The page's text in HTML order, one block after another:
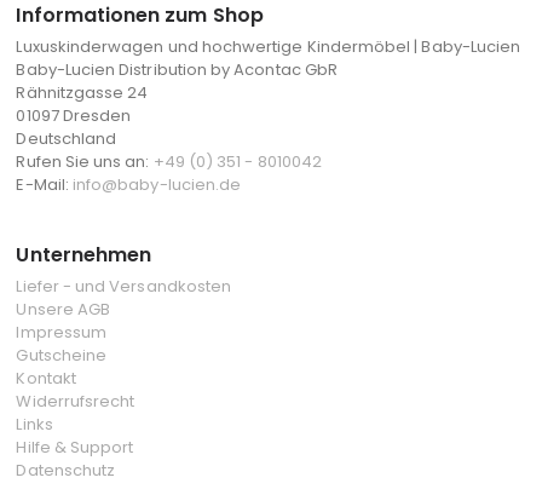
Informationen zum Shop
Luxuskinderwagen und hochwertige Kindermöbel | Baby-Lucien
Baby-Lucien Distribution by Acontac GbR
Rähnitzgasse 24
01097 Dresden
Deutschland
Rufen Sie uns an: +49 (0) 351 - 8010042
E-Mail: info@baby-lucien.de
Unternehmen
Liefer - und Versandkosten
Unsere AGB
Impressum
Gutscheine
Kontakt
Widerrufsrecht
Links
Hilfe & Support
Datenschutz